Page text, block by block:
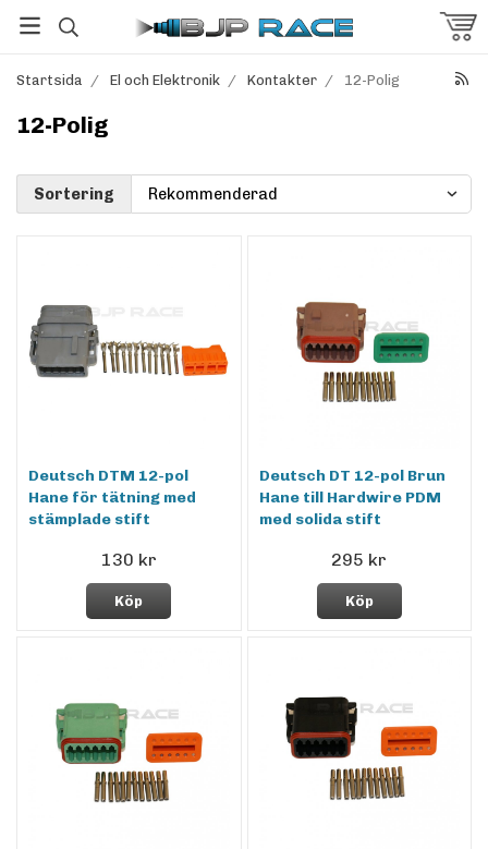
Startsida / El och Elektronik / Kontakter / 12-Polig
12-Polig
Sortering
Deutsch DTM 12-pol
Hane för tätning med
stämplade stift
130 kr
Köp
Deutsch DT 12-pol Brun
Hane till Hardwire PDM
med solida stift
295 kr
Köp